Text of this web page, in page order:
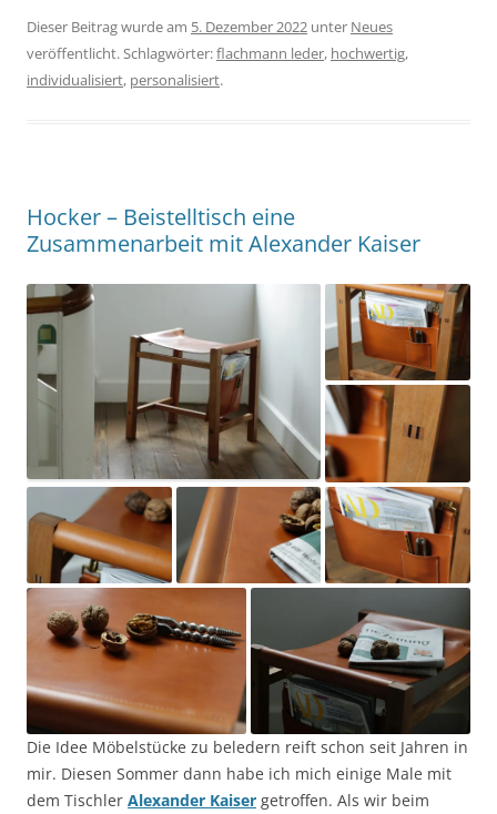
Dieser Beitrag wurde am 5. Dezember 2022 unter Neues
veröffentlicht. Schlagwörter:flachmann leder, hochwertig,
individualisiert, personalisiert.
Hocker – Beistelltisch eine
Zusammenarbeit mit Alexander Kaiser
Die Idee Möbelstücke zu beledern reift schon seit Jahren in
mir. Diesen Sommer dann habe ich mich einige Male mit
dem Tischler Alexander Kaiser getroffen. Als wir beim